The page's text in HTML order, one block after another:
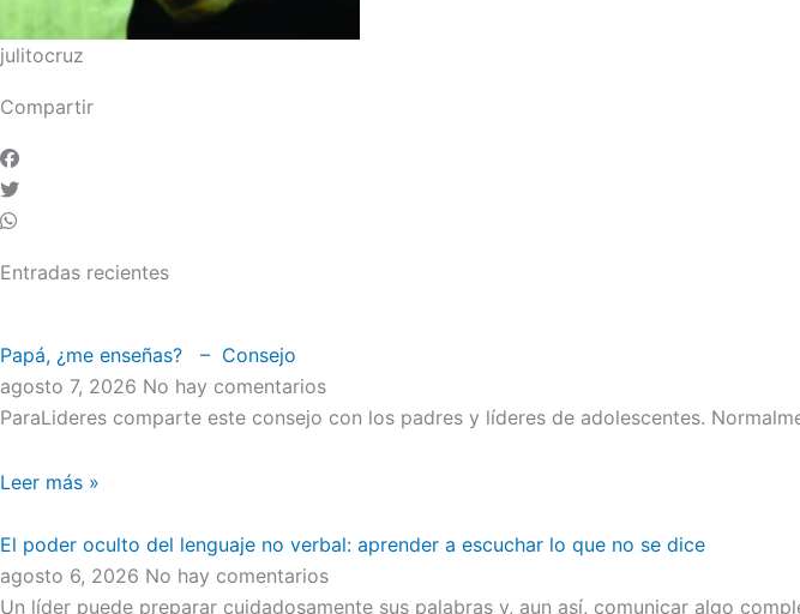
julitocruz
Compartir
Entradas recientes
Papá, ¿me enseñas? – Consejo
agosto 7, 2026 No hay comentarios
ParaLideres comparte este consejo con los padres y líderes de adolescentes.
Leer más »
El poder oculto del lenguaje no verbal: aprender a escuchar lo que no se dice
agosto 6, 2026 No hay comentarios
Un líder puede preparar cuidadosamente sus palabras y, aun así, comunicar algo